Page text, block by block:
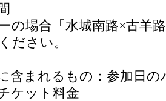
の場合「水城南路×古羊
ださい。
含まれるもの：参加日
ケット料金